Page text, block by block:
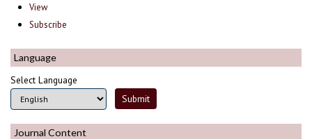
View
Subscribe
Language
Select Language
Journal Content